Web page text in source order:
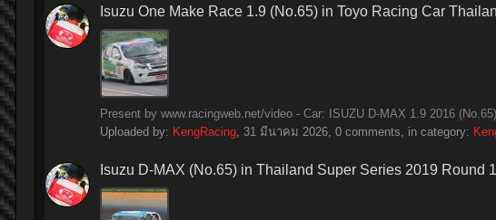
Isuzu One Make Race 1.9 (No.65) in Toyo Racing Car
Present by www.racingweb.net/video - Car: ISUZU D-MAX 1.9 2016
Uploaded by: KengRacing, 31 มีนาคม 2026, 0 comments, in category:
Isuzu D-MAX (No.65) in Thailand Super Series 2019 Round